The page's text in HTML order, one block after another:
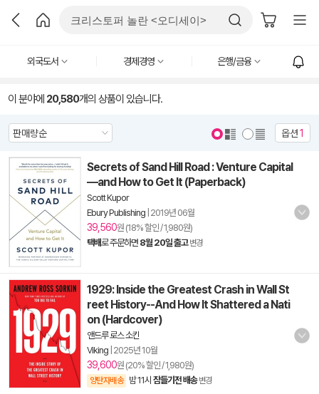
외국도서 경제경영 은행/금융
이 분야에 20,580개의 상품이 있습니다.
옵션1
Secrets of Sand Hill Road : Venture Capital
—and How to Get It (Paperback)
Scott Kupor
Ebury Publishing 2019년 06월
39,560원 (18% 할인 / 1,980원)
택배로 주문하면 8월 20일 출고 변경
1929: Inside the Greatest Crash in Wall St
reet History--And How It Shattered a Nati
on (Hardcover)
앤드루 로스 소킨
Viking 2025년 10월
39,600원 (20% 할인 / 1,980원)
양탄자배송 밤 11시 잠들기전 배송 변경